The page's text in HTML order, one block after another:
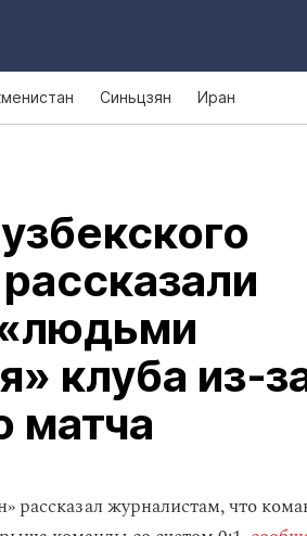
Синьцзян Иран
клуба
матча
рассказал журналистам, что